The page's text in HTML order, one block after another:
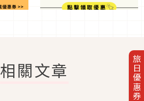
旅日優惠券
相關文章